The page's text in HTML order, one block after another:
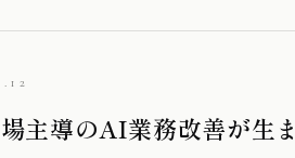
主導のAI業務改善が生